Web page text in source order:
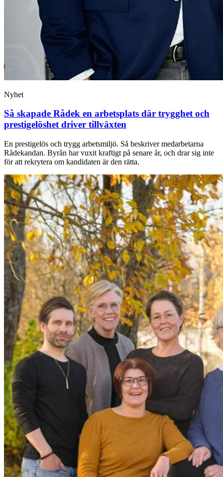
Nyhet
Så skapade Rådek en arbetsplats där trygghet och
prestigelöshet driver tillväxten
En prestigelös och trygg arbetsmiljö. Så beskriver medarbetarna
Rådekandan. Byrån har vuxit kraftigt på senare år, och drar sig inte
för att rekrytera om kandidaten är den rätta.